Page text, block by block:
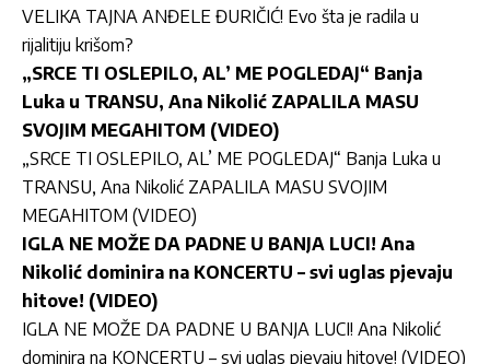
VELIKA TAJNA ANĐELE ĐURIČIĆ! Evo šta je radila u
rijalitiju krišom?
„SRCE TI OSLEPILO, AL’ ME POGLEDAJ“ Banja
Luka u TRANSU, Ana Nikolić ZAPALILA MASU
SVOJIM MEGAHITOM (VIDEO)
„SRCE TI OSLEPILO, AL’ ME POGLEDAJ“ Banja Luka u
TRANSU, Ana Nikolić ZAPALILA MASU SVOJIM
MEGAHITOM (VIDEO)
IGLA NE MOŽE DA PADNE U BANJA LUCI! Ana
Nikolić dominira na KONCERTU – svi uglas pjevaju
hitove! (VIDEO)
IGLA NE MOŽE DA PADNE U BANJA LUCI! Ana Nikolić
dominira na KONCERTU – svi uglas pjevaju hitove! (VIDEO)